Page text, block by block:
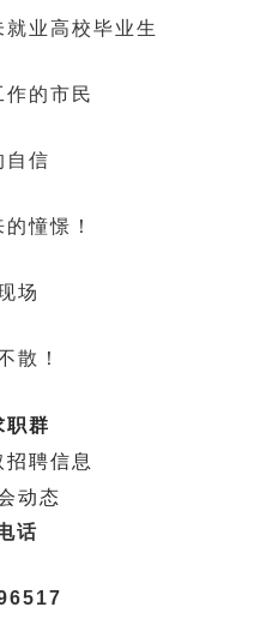
业高校毕业生
作的市民
自信
憧憬！
场
散！
职群
聘信息
动态
话